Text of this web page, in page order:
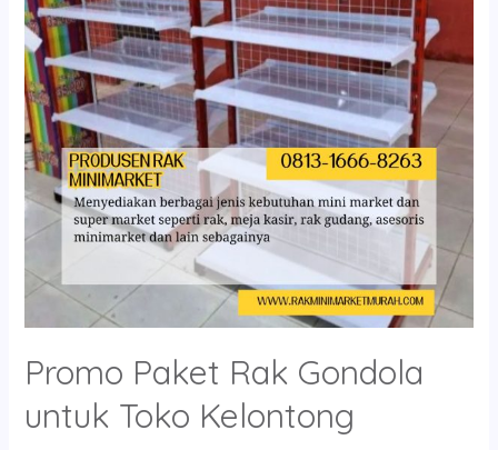
Promo Paket Rak Gondola
untuk Toko Kelontong
Toko
Kelontong